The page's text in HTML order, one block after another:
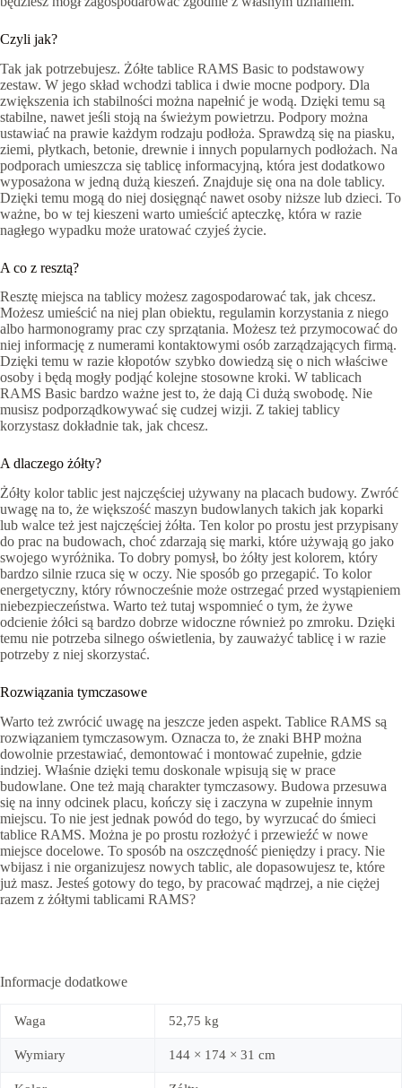
Czyli jak?
Tak jak potrzebujesz. Żółte tablice RAMS Basic to podstawowy
zestaw. W jego skład wchodzi tablica i dwie mocne podpory. Dla
zwiększenia ich stabilności można napełnić je wodą. Dzięki temu są
stabilne, nawet jeśli stoją na świeżym powietrzu. Podpory można
ustawiać na prawie każdym rodzaju podłoża. Sprawdzą się na piasku,
ziemi, płytkach, betonie, drewnie i innych popularnych podłożach. Na
podporach umieszcza się tablicę informacyjną, która jest dodatkowo
wyposażona w jedną dużą kieszeń. Znajduje się ona na dole tablicy.
Dzięki temu mogą do niej dosięgnąć nawet osoby niższe lub dzieci. To
ważne, bo w tej kieszeni warto umieścić apteczkę, która w razie
nagłego wypadku może uratować czyjeś życie.
A co z resztą?
Resztę miejsca na tablicy możesz zagospodarować tak, jak chcesz.
Możesz umieścić na niej plan obiektu, regulamin korzystania z niego
albo harmonogramy prac czy sprzątania. Możesz też przymocować do
niej informację z numerami kontaktowymi osób zarządzających firmą.
Dzięki temu w razie kłopotów szybko dowiedzą się o nich właściwe
osoby i będą mogły podjąć kolejne stosowne kroki. W tablicach
RAMS Basic bardzo ważne jest to, że dają Ci dużą swobodę. Nie
musisz podporządkowywać się cudzej wizji. Z takiej tablicy
korzystasz dokładnie tak, jak chcesz.
A dlaczego żółty?
Żółty kolor tablic jest najczęściej używany na placach budowy. Zwróć
uwagę na to, że większość maszyn budowlanych takich jak koparki
lub walce też jest najczęściej żółta. Ten kolor po prostu jest przypisany
do prac na budowach, choć zdarzają się marki, które używają go jako
swojego wyróżnika. To dobry pomysł, bo żółty jest kolorem, który
bardzo silnie rzuca się w oczy. Nie sposób go przegapić. To kolor
energetyczny, który równocześnie może ostrzegać przed wystąpieniem
niebezpieczeństwa. Warto też tutaj wspomnieć o tym, że żywe
odcienie żółci są bardzo dobrze widoczne również po zmroku. Dzięki
temu nie potrzeba silnego oświetlenia, by zauważyć tablicę i w razie
potrzeby z niej skorzystać.
Rozwiązania tymczasowe
Warto też zwrócić uwagę na jeszcze jeden aspekt. Tablice RAMS są
rozwiązaniem tymczasowym. Oznacza to, że znaki BHP można
dowolnie przestawiać, demontować i montować zupełnie, gdzie
indziej. Właśnie dzięki temu doskonale wpisują się w prace
budowlane. One też mają charakter tymczasowy. Budowa przesuwa
się na inny odcinek placu, kończy się i zaczyna w zupełnie innym
miejscu. To nie jest jednak powód do tego, by wyrzucać do śmieci
tablice RAMS. Można je po prostu rozłożyć i przewieźć w nowe
miejsce docelowe. To sposób na oszczędność pieniędzy i pracy. Nie
wbijasz i nie organizujesz nowych tablic, ale dopasowujesz te, które
już masz. Jesteś gotowy do tego, by pracować mądrzej, a nie ciężej
razem z żółtymi tablicami RAMS?
Informacje dodatkowe
Waga 52,75 kg
Wymiary 144 × 174 × 31 cm